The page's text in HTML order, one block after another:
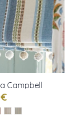
Campbell